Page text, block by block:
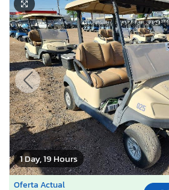
1 Day, 19 Hours
Oferta Actual